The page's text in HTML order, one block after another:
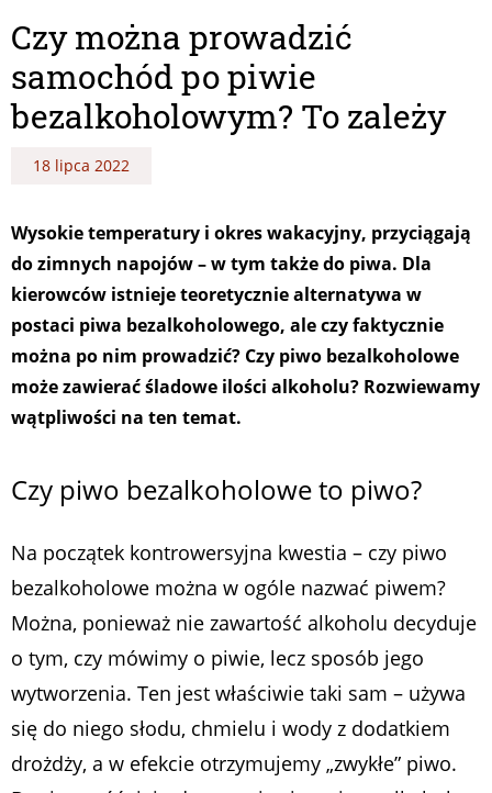
Czy można prowadzić
samochód po piwie
bezalkoholowym? To zależy
18 lipca 2022
Wysokie temperatury i okres wakacyjny, przyciągają
do zimnych napojów – w tym także do piwa. Dla
kierowców istnieje teoretycznie alternatywa w
postaci piwa bezalkoholowego, ale czy faktycznie
można po nim prowadzić? Czy piwo bezalkoholowe
może zawierać śladowe ilości alkoholu? Rozwiewamy
wątpliwości na ten temat.
Czy piwo bezalkoholowe to piwo?
Na początek kontrowersyjna kwestia – czy piwo
bezalkoholowe można w ogóle nazwać piwem?
Można, ponieważ nie zawartość alkoholu decyduje
o tym, czy mówimy o piwie, lecz sposób jego
wytworzenia. Ten jest właściwie taki sam – używa
się do niego słodu, chmielu i wody z dodatkiem
drożdży, a w efekcie otrzymujemy „zwykłe” piwo.